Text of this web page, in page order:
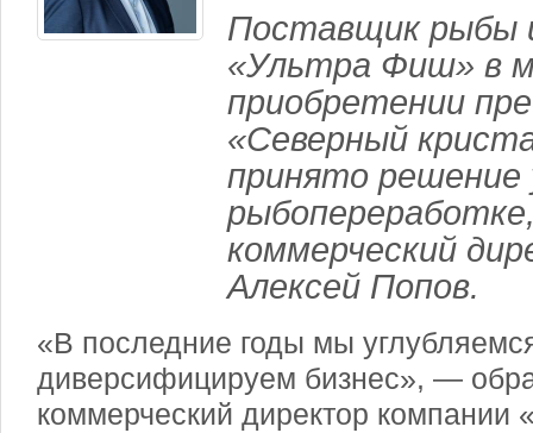
Поставщик рыбы
«Ультра Фиш» в
приобретении
«Северный
принято решение
коммерческий
Алексей Попов.
«В последние годы мы
диверсифицируем бизнес», —
коммерческий директор компании